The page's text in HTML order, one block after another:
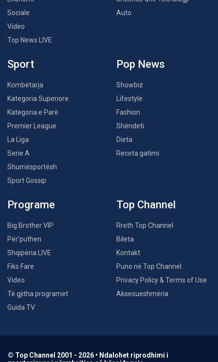
Sociale
Video
Top News LIVE
Auto
Sport
Kombëtarja
Kategoria Superiore
Kategoria e Parë
Premier League
La Liga
Serie A
Shumësportësh
Sport Gossip
Pop News
Showbiz
Lifestyle
Fashion
Shëndeti
Dieta
Receta gatimi
Programe
Big Brother VIP
Për’puthen
Shqipëria LIVE
Fiks Fare
Video
Të gjitha programet
Guida TV
Top Channel
Rreth Top Channel
Bileta
Kontakt
Puno në Top Channel
Privacy Policy & Terms of Use
Aksesueshmëria
© Top Channel 2001 - 2026 • Ndalohet riprodhimi i